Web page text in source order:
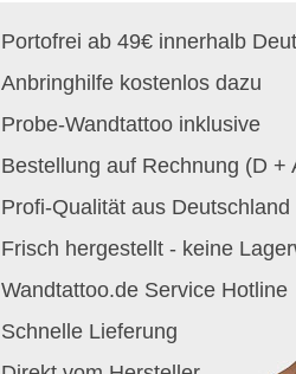
Portofrei ab 49€ innerhalb
Anbringhilfe kostenlos dazu
Probe-Wandtattoo inklusive
Bestellung auf Rechnung (D +
Profi-Qualität aus Deutschland
Frisch hergestellt - keine
Wandtattoo.de Service Hotline
Schnelle Lieferung